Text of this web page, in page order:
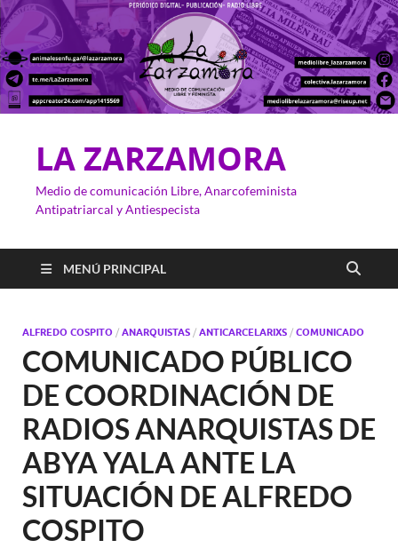
LA ZARZAMORA
Medio de comunicación Libre, Anarcofeminista
Antipatriarcal y Antiespecista
MENÚ PRINCIPAL
ALFREDO COSPITO / ANARQUISTAS / ANTICARCELARIXS / COMUNICADO
COMUNICADO PÚBLICO
DE COORDINACIÓN DE
RADIOS ANARQUISTAS DE
ABYA YALA ANTE LA
SITUACIÓN DE ALFREDO
COSPITO